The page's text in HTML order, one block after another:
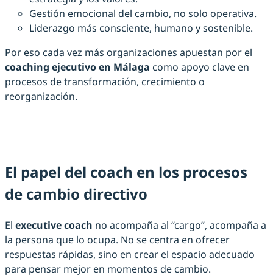
Gestión emocional del cambio, no solo operativa.
Liderazgo más consciente, humano y sostenible.
Por eso cada vez más organizaciones apuestan por el
coaching ejecutivo en Málaga como apoyo clave en
procesos de transformación, crecimiento o
reorganización.
El papel del coach en los procesos
de cambio directivo
El executive coach no acompaña al “cargo”, acompaña a
la persona que lo ocupa. No se centra en ofrecer
respuestas rápidas, sino en crear el espacio adecuado
para pensar mejor en momentos de cambio.